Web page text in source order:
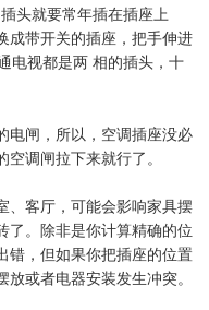
头就要常年插在插座上
成带开关的插座，把手伸进
电视都是两 相的插头，十
闸，所以，空调插座没必
调闸拉下来就行了。
客厅，可能会影响家具摆
了。除非是你计算精确的位
错，但如果你把插座的位置
或者电器安装发生冲突。